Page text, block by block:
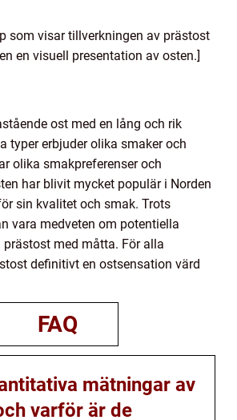
som visar tillverkningen av prästost
en visuell presentation av osten.]
ost med en lång och rik
typer erbjuder olika smaker och
olika smakpreferenser och
har blivit mycket populär i Norden
sin kvalitet och smak. Trots
vara medveten om potentiella
med måtta. För alla
definitivt en ostsensation värd
FAQ
mätningar av
varför är de